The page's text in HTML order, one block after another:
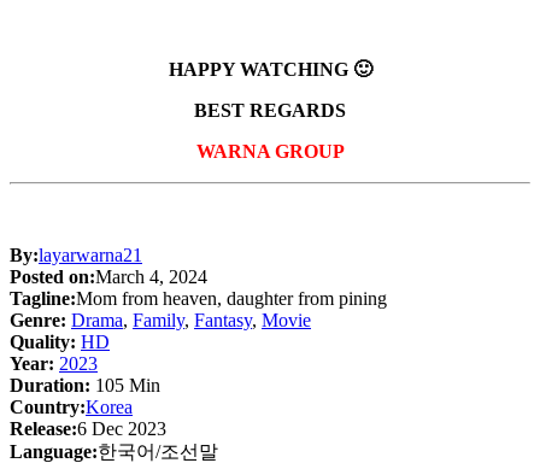
HAPPY WATCHING 🙂
BEST REGARDS
WARNA GROUP
By:layarwarna21
Posted on:March 4, 2024
Tagline:Mom from heaven, daughter from pining
Genre: Drama, Family, Fantasy, Movie
Quality: HD
Year: 2023
Duration: 105 Min
Country:Korea
Release:6 Dec 2023
Language:한국어/조선말